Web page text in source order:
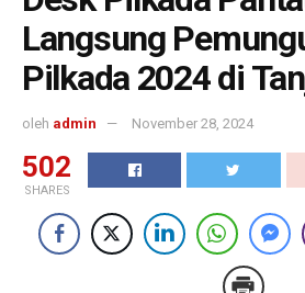
Langsung
Pilkada 2024 di
oleh admin November 28, 2024
502
SHARES